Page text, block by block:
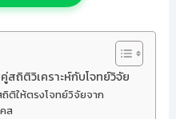
ถิติวิเคราะห์กับโจทย์วิจัย
ติให้ตรงโจทย์วิจัยจาก
ส